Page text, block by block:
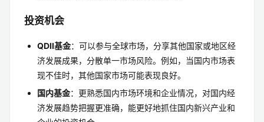
投资机会
QDII基金：可以参与全球市场，分享其他国家或地区经
济发展成果，分散单一市场风险。例如，当国内市场表
现不佳时，其他国家市场可能表现良好。
国内基金：更熟悉国内市场环境和企业情况，对国内经
济发展趋势把握更准确，能更好地抓住国内新兴产业和